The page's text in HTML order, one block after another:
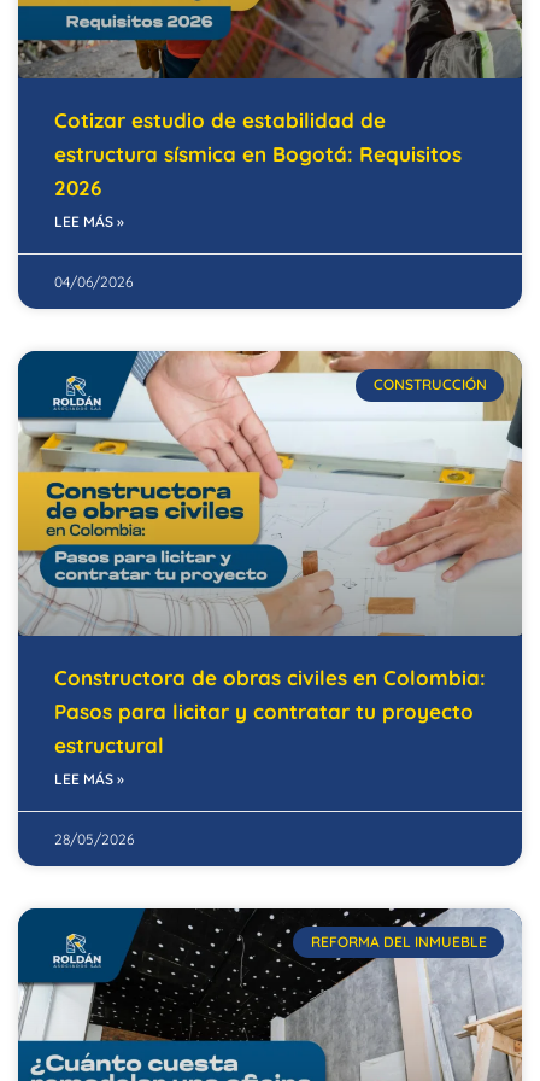
Cotizar estudio de estabilidad de
estructura sísmica en Bogotá: Requisitos
2026
LEE MÁS »
04/06/2026
CONSTRUCCIÓN
Constructora de obras civiles en Colombia:
Pasos para licitar y contratar tu proyecto
estructural
LEE MÁS »
28/05/2026
REFORMA DEL INMUEBLE